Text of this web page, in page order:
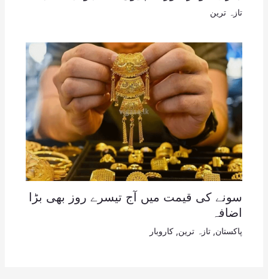
تازہ ترین
سونے کی قیمت میں آج تیسرے روز بھی بڑا
اضافہ
پاکستان تازہ ترین کاروبار